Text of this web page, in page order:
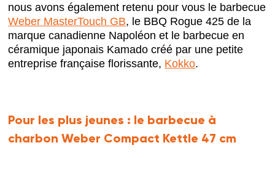
nous avons également retenu pour vous le barbecue
Weber MasterTouch GB, le BBQ Rogue 425 de la
marque canadienne Napoléon et le barbecue en
céramique japonais Kamado créé par une petite
entreprise française florissante, Kokko.
Pour les plus jeunes : le barbecue à
charbon Weber Compact Kettle 47 cm